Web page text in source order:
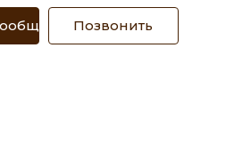
Позвонить